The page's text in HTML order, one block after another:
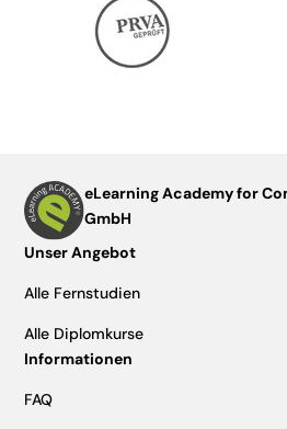
eLearning Academy for
GmbH
Unser Angebot
Alle Fernstudien
Alle Diplomkurse
Informationen
FAQ